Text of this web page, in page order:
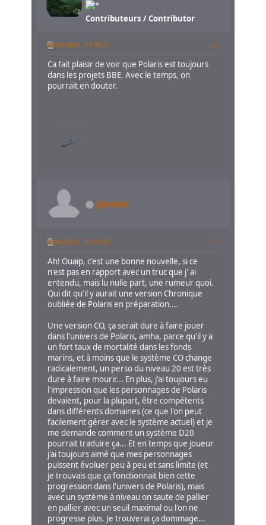
Contributeurs / Contributor
06/05/2022 - 13:35:27 #2
Ca fait plaisir de voir que Polaris est toujours
dans les projets BBE. Avec le temps, on
pourrait en douter.
pheres
26/06/2022 - 13:39:50 #3
Ah! Ouaip, c'est une bonne nouvelle, si ce
n'est pas en rapport avec un truc que j' ai
entendu, mais lu nulle part, une rumeur quoi.
Qui dit qu'il y aurait une version Chronique
oubliée de Polaris en préparation....
Une version CO, ça serait dure à faire jouer
dans l'univers de Polaris, amha, parce qu'il y a
un fort taux de mortalité dans les fonds
marins, et à moins que le système CO change
radicalement, un perso du niveau 20 est très
dure à faire mourir... En plus, j'ai toujours eu
l'impression que les personnages de Polaris
devaient, pour la plupart, être compétents
dans différents domaines (ce que l'on peut
facilement gérer avec le système actuel) et je
me demande comment un système D20
pourrait traduire ça... Et en temps que joueur
j'ai toujours aimé que mes personnages
puissent évoluer peu à peu et sans limite (et
je trouvais que ça fonctionnait bien cette
progression dans l'univers de Polaris), mais
avec un système à niveau on saute de pallier
en pallier avec un seuil maximal ou l'on ne
progresse plus. Je trouverai ça dommage...